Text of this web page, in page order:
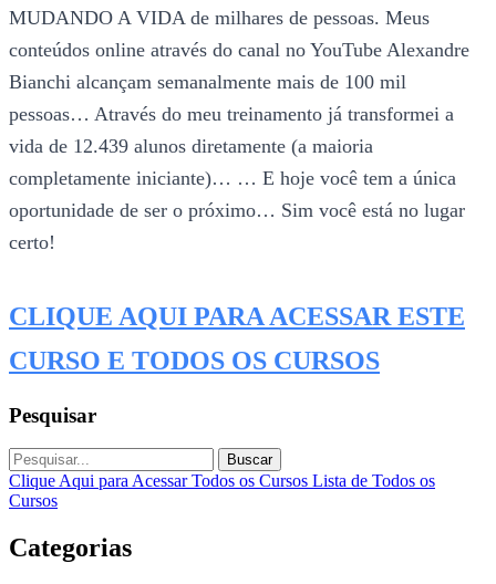
MUDANDO A VIDA de milhares de pessoas. Meus
conteúdos online através do canal no YouTube Alexandre
Bianchi alcançam semanalmente mais de 100 mil
pessoas… Através do meu treinamento já transformei a
vida de 12.439 alunos diretamente (a maioria
completamente iniciante)… … E hoje você tem a única
oportunidade de ser o próximo… Sim você está no lugar
certo!
CLIQUE AQUI PARA ACESSAR ESTE
CURSO E TODOS OS CURSOS
Pesquisar
Buscar
Clique Aqui para Acessar Todos os Cursos Lista de Todos os
Cursos
Categorias